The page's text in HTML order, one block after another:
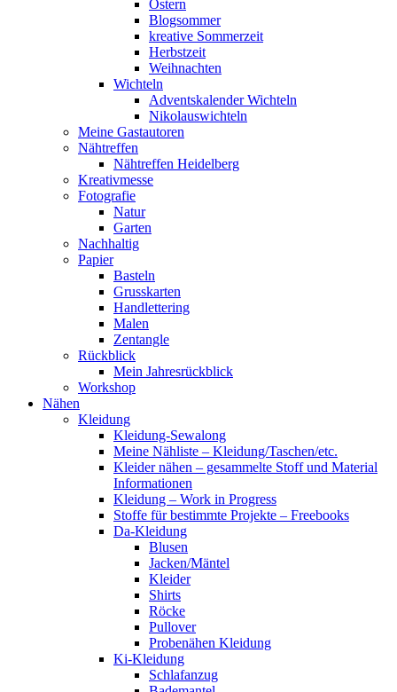
Ostern
Blogsommer
kreative Sommerzeit
Herbstzeit
Weihnachten
Wichteln
Adventskalender Wichteln
Nikolauswichteln
Meine Gastautoren
Nähtreffen
Nähtreffen Heidelberg
Kreativmesse
Fotografie
Natur
Garten
Nachhaltig
Papier
Basteln
Grusskarten
Handlettering
Malen
Zentangle
Rückblick
Mein Jahresrückblick
Workshop
Nähen
Kleidung
Kleidung-Sewalong
Meine Nähliste – Kleidung/Taschen/etc.
Kleider nähen – gesammelte Stoff und Material
Informationen
Kleidung – Work in Progress
Stoffe für bestimmte Projekte – Freebooks
Da-Kleidung
Blusen
Jacken/Mäntel
Kleider
Shirts
Röcke
Pullover
Probenähen Kleidung
Ki-Kleidung
Schlafanzug